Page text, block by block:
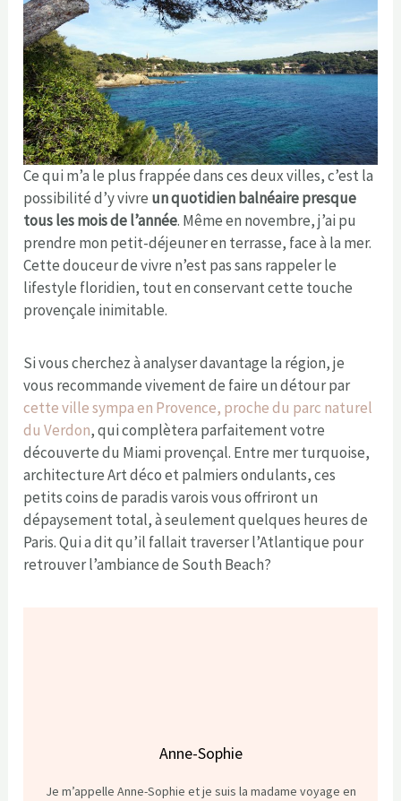
Ce qui m’a le plus frappée dans ces deux villes, c’est la
possibilité d’y vivre un quotidien balnéaire presque
tous les mois de l’année. Même en novembre, j’ai pu
prendre mon petit-déjeuner en terrasse, face à la mer.
Cette douceur de vivre n’est pas sans rappeler le
lifestyle floridien, tout en conservant cette touche
provençale inimitable.
Si vous cherchez à analyser davantage la région, je
vous recommande vivement de faire un détour par
cette ville sympa en Provence, proche du parc naturel
du Verdon, qui complètera parfaitement votre
découverte du Miami provençal. Entre mer turquoise,
architecture Art déco et palmiers ondulants, ces
petits coins de paradis varois vous offriront un
dépaysement total, à seulement quelques heures de
Paris. Qui a dit qu’il fallait traverser l’Atlantique pour
retrouver l’ambiance de South Beach?
Anne-Sophie
Je m’appelle Anne-Sophie et je suis la madame voyage en